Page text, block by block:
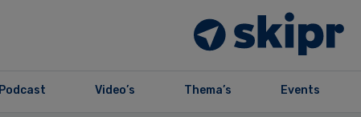
Podcast Video’s Thema’s Events